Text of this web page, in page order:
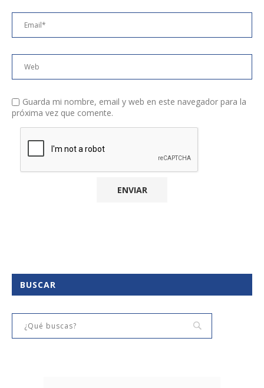
Guarda mi nombre, email y web en este navegador para la
próxima vez que comente.
BUSCAR